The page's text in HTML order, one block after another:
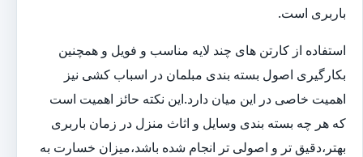
باربری است.
استفاده از کارتن های چند لایه مناسب و فویل و همچنین
بکارگیری اصول بسته بندی مبلمان در اسباب کشی نیز
اهمیت خاصی در این میان دارد.این نکته حائز اهمیت است
که هر چه بسته بندی وسایل و اثاث منزل در زمان باربری
بهتر،دقیق تر و اصولی تر انجام شده باشد،میزان خسارت به